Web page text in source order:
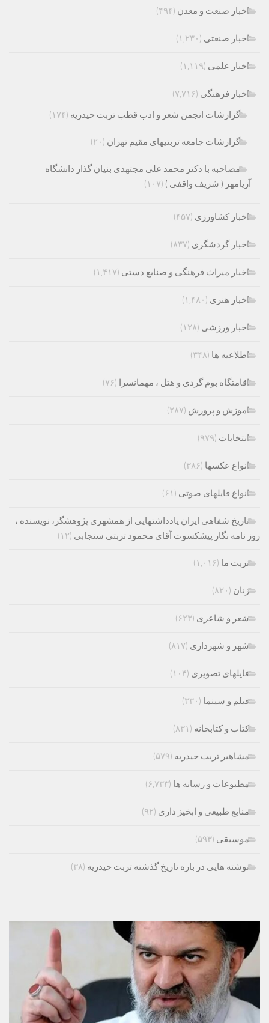
اخبار صنعت و معدن (۴۹۴)
اخبار صنعتی (۱,۲۳۰)
اخبار علمی (۱,۱۱۹)
اخبار فرهنگی (۷,۷۱۶)
گزارشات انجمن شعر و ادب قطب تربت حیدریه (۱۷۴)
گزارشات جامعه تربتیهای مقیم تهران (۲۰)
مصاحبه با دکتر محمد علی مجتهدی بنیان گذار دانشگاه
آریامهر ( شریف واقفی ) (۱۰۷)
اخبار کشاورزی (۴۵۷)
اخبار گردشگری (۸۳۷)
اخبار میراث فرهنگی و صنایع دستی (۱,۴۱۷)
اخبار هنری (۱,۴۸۰)
اخبار ورزشی (۱۲۸)
اطلاعیه ها (۳۴۸)
اقامتگاه بوم گردی و هتل ، مهمانسرا (۷۶)
اموزش و پرورش (۲۸۷)
انتخابات (۹۷۹)
انواع عکسها (۳۸۶)
انواع فایلهای صوتی (۶۱)
تاریخ شفاهی ایران یادداشتهایی از همشهری پژوهشگر، نویسنده ،
روز نامه نگار پیشکسوت آقای محمود تربتی سنجابی (۱۲)
تربت ما (۱,۰۱۶)
زنان (۸۲۰)
شعر و شاعری (۶۲۳)
شهر و شهرداری (۸۱۷)
فایلهای تصویری (۱۰۴)
فیلم و سینما (۳۳۰)
کتاب و کتابخانه (۸۳۱)
مشاهیر تربت حیدریه (۵۷۹)
مطبوعات و رسانه ها (۶,۷۳۳)
منابع طبیعی و ابخیز داری (۹۲)
موسیقی (۵۹۳)
نوشته هایی در باره تاریخ گذشته تربت حیدریه (۳۸)